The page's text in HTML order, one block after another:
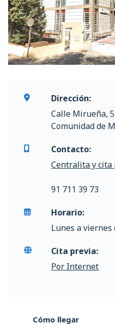
Dirección:
Calle Mirueña,
Comunidad de
Contacto:
Centralita y cita
91 711 39 73
Horario:
Lunes a viernes
Cita previa:
Por Internet
Cómo llegar